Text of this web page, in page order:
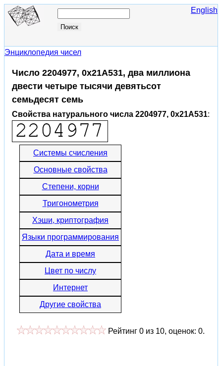
English
Энциклопедия чисел
Число 2204977, 0x21A531, два миллиона
двести четыре тысячи девятьсот
семьдесят семь
Свойства натурального числа 2204977, 0x21A531:
Системы счисления
Основные свойства
Степени, корни
Тригонометрия
Хэши, криптография
Языки программирования
Дата и время
Цвет по числу
Интернет
Другие свойства
Рейтинг 0 из 10, оценок: 0.